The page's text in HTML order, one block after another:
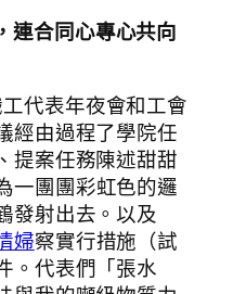
連合同心專心共向
代表年夜會和工會
經由過程了學院任
提案任務陳述甜甜
一團團彩虹色的邏
發射出去。以及
婦察實行措施（試
。代表們「張水